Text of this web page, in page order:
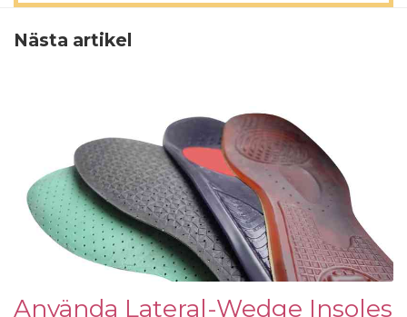
Nästa artikel
Använda Lateral-Wedge Insoles